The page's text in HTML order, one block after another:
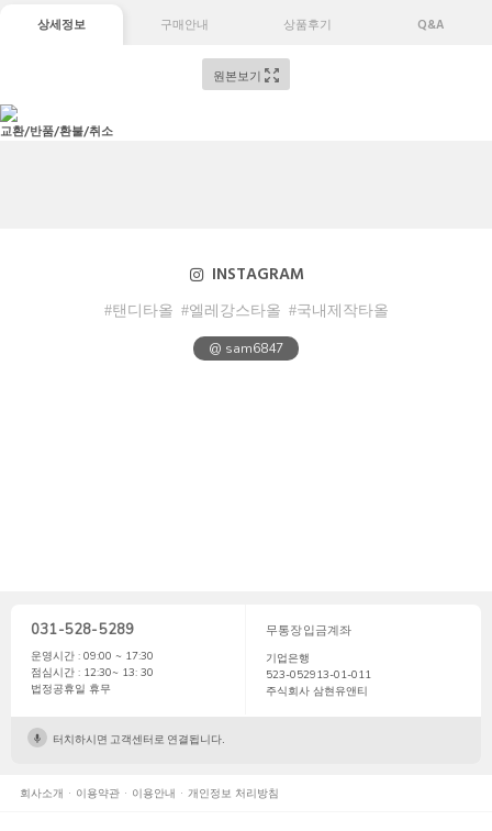
상세정보 구매안내 상품후기 Q&A
원본보기
교환/반품/환불/취소
INSTAGRAM
#탠디타올 #엘레강스타올 #국내제작타올
@ sam6847
031-528-5289
운영시간 : 09:00 ~ 17:30
점심시간 : 12:30~ 13: 30
법정공휴일 휴무
무통장입금계좌
기업은행
523-052913-01-011
주식회사 삼현유앤티
터치하시면 고객센터로 연결됩니다.
회사소개 이용약관 이용안내 개인정보 처리방침